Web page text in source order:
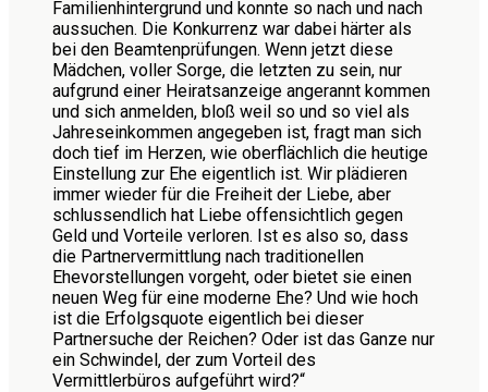
Familienhintergrund und konnte so nach und nach
aussuchen. Die Konkurrenz war dabei härter als
bei den Beamtenprüfungen. Wenn jetzt diese
Mädchen, voller Sorge, die letzten zu sein, nur
aufgrund einer Heiratsanzeige angerannt kommen
und sich anmelden, bloß weil so und so viel als
Jahreseinkommen angegeben ist, fragt man sich
doch tief im Herzen, wie oberflächlich die heutige
Einstellung zur Ehe eigentlich ist. Wir plädieren
immer wieder für die Freiheit der Liebe, aber
schlussendlich hat Liebe offensichtlich gegen
Geld und Vorteile verloren. Ist es also so, dass
die Partnervermittlung nach traditionellen
Ehevorstellungen vorgeht, oder bietet sie einen
neuen Weg für eine moderne Ehe? Und wie hoch
ist die Erfolgsquote eigentlich bei dieser
Partnersuche der Reichen? Oder ist das Ganze nur
ein Schwindel, der zum Vorteil des
Vermittlerbüros aufgeführt wird?“